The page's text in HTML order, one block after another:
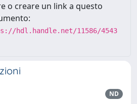
o creare un link a questo
hdl.handle.net/11586/4543
ND